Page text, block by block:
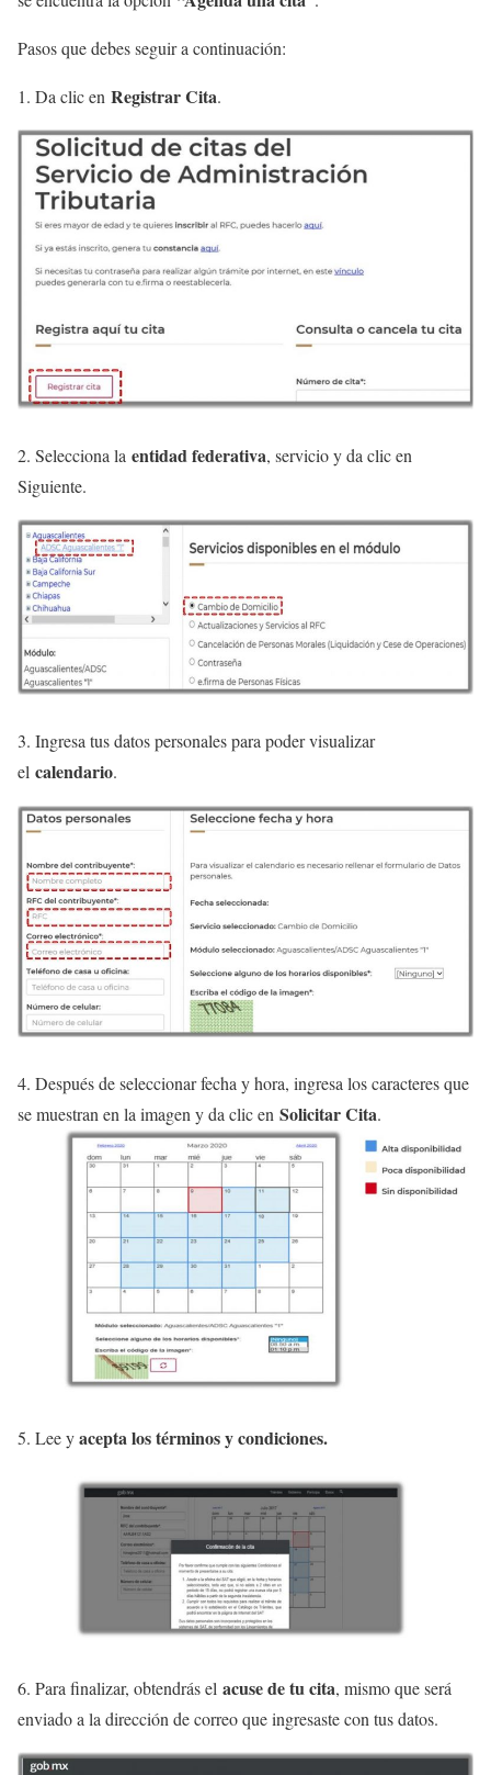
Pasos que debes seguir a continuación:
1. Da clic en Registrar Cita.
2. Selecciona la entidad federativa, servicio y da clic en
Siguiente.
3. Ingresa tus datos personales para poder visualizar
el calendario.
4. Después de seleccionar fecha y hora, ingresa los caracteres que
se muestran en la imagen y da clic en Solicitar Cita.
5. Lee yacepta los términos y condiciones.
6. Para finalizar, obtendrás el acuse de tu cita, mismo que será
enviado a la dirección de correo que ingresaste con tus datos.